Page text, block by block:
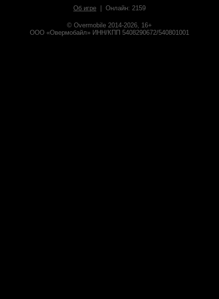
Об игре | Онлайн: 2159
© Overmobile 2014-2026, 16+
ООО «Овермобайл» ИНН/КПП 5408290672/540801001